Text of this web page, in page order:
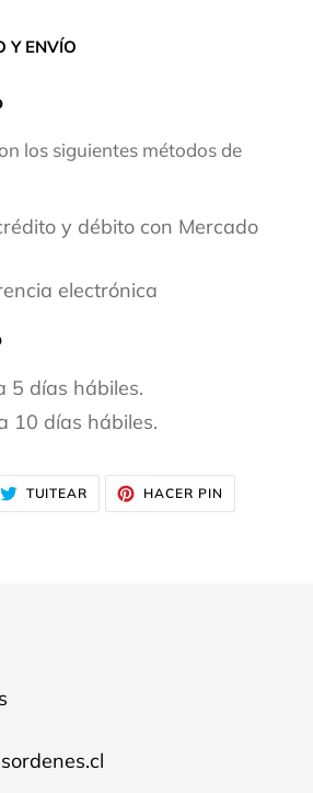
Y ENVÍO
los siguientes métodos de
y débito con Mercado
electrónica
5 días hábiles.
10 días hábiles.
TUITEAR TUITEAR
TWITTER
HACER PIN
PINTEREST